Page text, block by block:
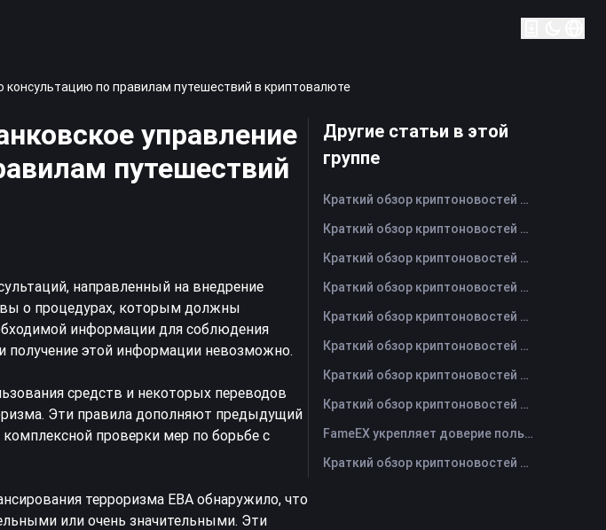
консультацию по правилам путешествий в криптовалюте
управление
путешествий
направленный на внедрение
о процедурах, которым должны
информации для соблюдения
получение этой информации невозможно.
средств и некоторых переводов
Эти правила дополняют предыдущий
проверки мер по борьбе с
терроризма EBA обнаружило, что
или очень значительными. Эти
Другие статьи в этой
группе
Краткий обзор криптоновостей FameEX за сегодня | 7 августа 2026 г
Краткий обзор криптоновостей FameEX за сегодня | 6 августа 2026 г
Краткий обзор криптоновостей FameEX за сегодня | 5 августа 2026 г
Краткий обзор криптоновостей FameEX за сегодня | 4 августа 2026 г
Краткий обзор криптоновостей FameEX за сегодня | 3 августа 2026 г
Краткий обзор криптоновостей FameEX за сегодня | 31 июля 2026 г
Краткий обзор криптоновостей FameEX за сегодня | 30 июля 2026 г
Краткий обзор криптоновостей FameEX за сегодня | 29 июля 2026 г
FameEX укрепляет доверие пользователей благодаря восьми годам стабильной работы и глобальному росту
Краткий обзор криптоновостей FameEX за сегодня | 28 июля 2026 г